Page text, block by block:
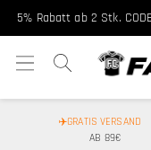
5% Rabatt ab 2 Stk.
✈️GRATIS VERSAND
AB 89€